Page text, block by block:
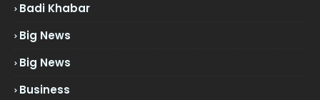
Badi Khabar
Big News
Big News
Business